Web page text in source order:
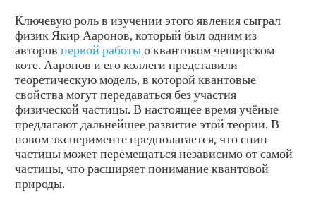
Ключевую роль в изучении этого явления сыграл
физик Якир Ааронов, который был одним из
авторов первой работыо квантовом чеширском
коте. Ааронов и его коллеги представили
теоретическую модель, в которой квантовые
свойства могут передаваться без участия
физической частицы. В настоящее время учёные
предлагают дальнейшее развитие этой теории. В
новом эксперименте предполагается, что спин
частицы может перемещаться независимо от самой
частицы, что расширяет понимание квантовой
природы.